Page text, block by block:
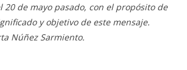
de mayo pasado, con el propósito de
y objetivo de este mensaje.
Núñez Sarmiento.